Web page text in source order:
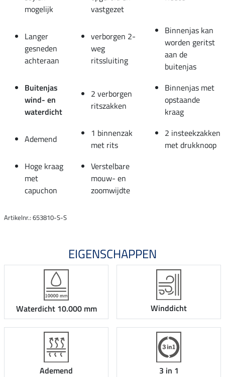
mogelijk
vastgezet
Langer
gesneden
achteraan
verborgen 2-
weg
ritssluiting
Binnenjas kan
worden geritst
aan de
buitenjas
Buitenjas
wind- en
waterdicht
2 verborgen
ritszakken
Binnenjas met
opstaande
kraag
Ademend
1 binnenzak
met rits
2 insteekzakken
met drukknoop
Hoge kraag
met
capuchon
Verstelbare
mouw- en
zoomwijdte
Artikelnr.: 653810-S-S
EIGENSCHAPPEN
Waterdicht 10.000 mm Winddicht
Ademend 3 in 1